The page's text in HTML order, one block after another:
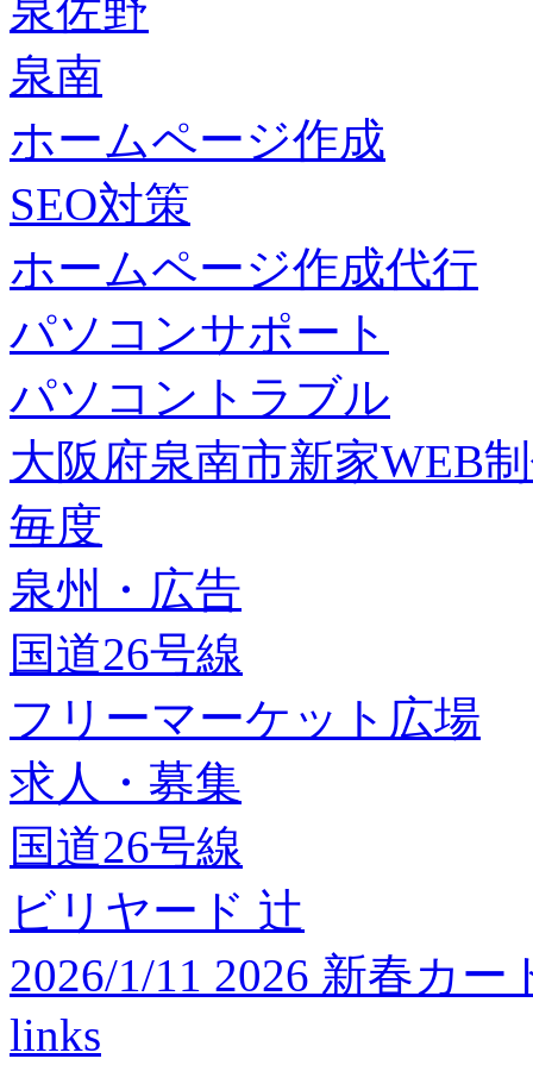
泉佐野
泉南
ホームページ作成
SEO対策
ホームページ作成代行
パソコンサポート
パソコントラブル
大阪府泉南市新家WEB
毎度
泉州・広告
国道26号線
フリーマーケット広場
求人・募集
国道26号線
ビリヤード 辻
2026/1/11 2026 新春カ
links